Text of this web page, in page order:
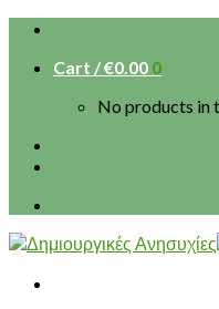
Skip
contentCart /€0.00 0
No products in